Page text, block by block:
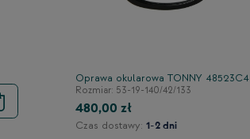
Oprawa okularowa TONNY 48523C4
Rozmiar: 53-19-140/42/133
480,00 zł
Czas dostawy: 1-2 dni